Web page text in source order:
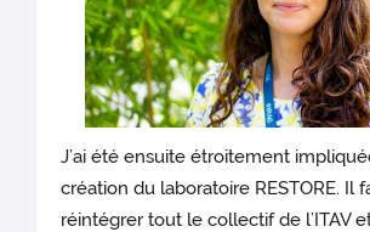
J’ai été ensuite étroitement
création du laboratoire RESTORE. Il
réintégrer tout le collectif de l’ITAV